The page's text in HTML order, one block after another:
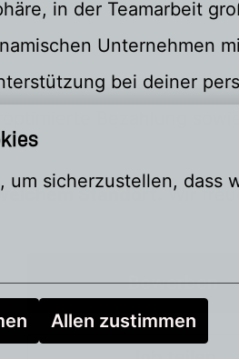
um sicherzustellen, dass
Allen zustimmen
in der Teamarbeit
Unternehmen
bei deiner
Bezahlung
Standort.Wir
Bewerben